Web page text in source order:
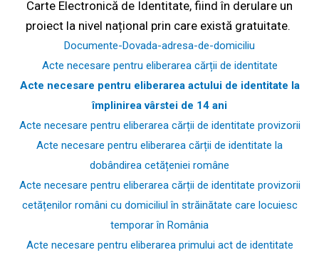
Carte Electronică de Identitate, fiind în derulare un
proiect la nivel național prin care există gratuitate.
Documente-Dovada-adresa-de-domiciliu
Acte necesare pentru eliberarea cărții de identitate
Acte necesare pentru eliberarea actului de identitate la
împlinirea vârstei de 14 ani
Acte necesare pentru eliberarea cărții de identitate provizorii
Acte necesare pentru eliberarea cărții de identitate la
dobândirea cetățeniei române
Acte necesare pentru eliberarea cărții de identitate provizorii
cetățenilor români cu domiciliul în străinătate care locuiesc
temporar în România
Acte necesare pentru eliberarea primului act de identitate